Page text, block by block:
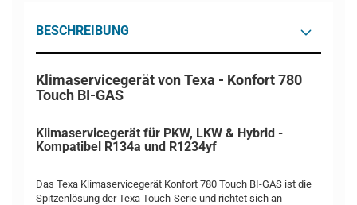
BESCHREIBUNG
Klimaservicegerät von Texa - Konfort 780
Touch BI-GAS
Klimaservicegerät für PKW, LKW & Hybrid -
Kompatibel R134a und R1234yf
Das Texa Klimaservicegerät Konfort 780 Touch BI-GAS ist die
Spitzenlösung der Texa Touch-Serie und richtet sich an